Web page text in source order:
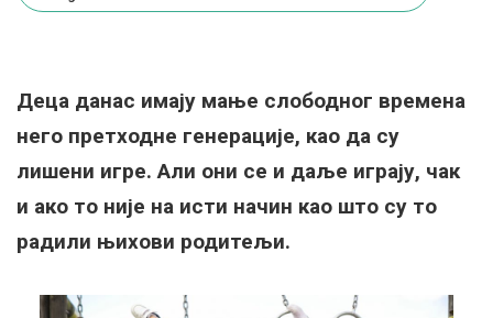
Деца данас имају мање слободног времена
него претходне генерације, као да су
лишени игре. Али они се и даље играју, чак
и ако то није на исти начин као што су то
радили њихови родитељи.